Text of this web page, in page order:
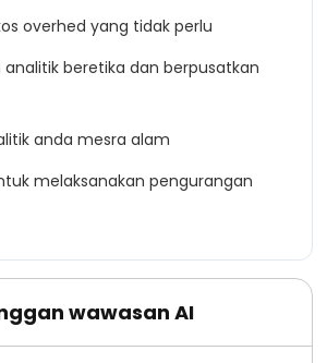
overhed yang tidak perlu
beretika dan berpusatkan
anda mesra alam
melaksanakan pengurangan
wawasan AI